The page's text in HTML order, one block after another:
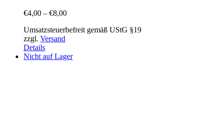
€4,00 – €8,00
Umsatzsteuerbefreit gemäß UStG §19
zzgl. Versand
Details
Nicht auf Lager